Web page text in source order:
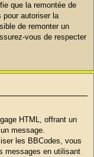
que la remontée de
pour autoriser la
de remonter un
vous de respecter
HTML, offrant un
message.
les BBCodes, vous
messages en utilisant